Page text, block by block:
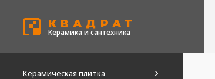
КВАДРАТ
Керамика и сантехника
Керамическая плитка